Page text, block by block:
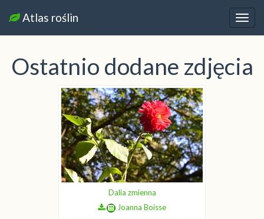
Atlas roślin
Ostatnio dodane zdjęcia
Dalia zmienna
Joanna Boisse